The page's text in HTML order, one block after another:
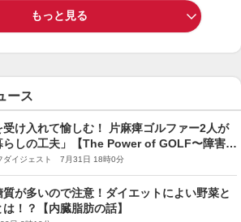
もっと見る
ース
受け入れて愉しむ！ 片麻痺ゴルファー2人が
らしの工夫」【The Power of GOLF〜障害者
考 #67】
ダイジェスト 7月31日 18時0分
質が多いので注意！ダイエットによい野菜と
！？【内臓脂肪の話】